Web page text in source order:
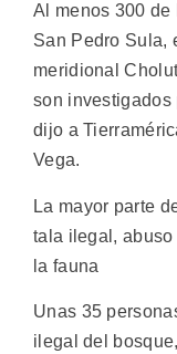
Al menos 300 de
San Pedro Sula,
meridional
son investigados
dijo a
Vega.
La mayor parte
tala ilegal,
la fauna
Unas 35
ilegal del